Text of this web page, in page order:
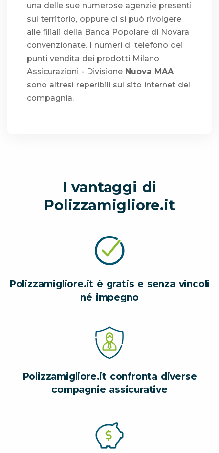
una delle sue numerose agenzie presenti
sul territorio, oppure ci si può rivolgere
alle filiali della Banca Popolare di Novara
convenzionate. I numeri di telefono dei
punti vendita dei prodotti Milano
Assicurazioni - Divisione Nuova MAA
sono altresì reperibili sul sito internet del
compagnia.
I vantaggi di
Polizzamigliore.it
Polizzamigliore.it è gratis e senza vincoli
né impegno
Polizzamigliore.it confronta diverse
compagnie assicurative